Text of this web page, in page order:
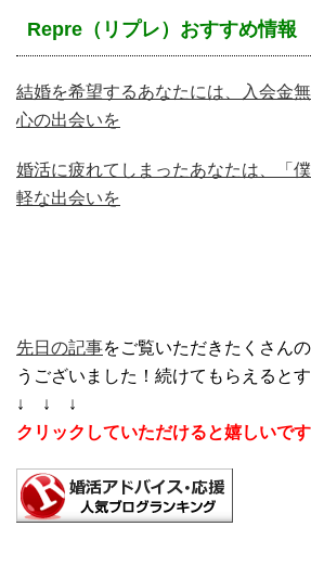
Repre（リプレ）おすすめ情報
結婚を希望するあなたには、入会金
心の出会いを
婚活に疲れてしまったあなたは、「
軽な出会いを
先日の記事をご覧いただきたくさん
うございました！続けてもらえると
↓ ↓ ↓
クリックしていただけると嬉しいです